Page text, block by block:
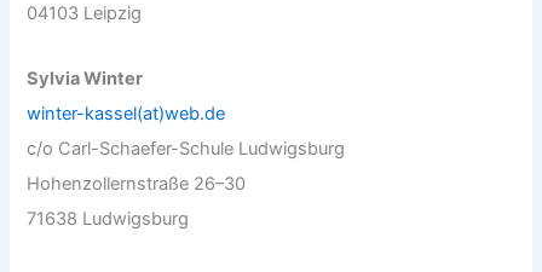
04103 Leipzig
Sylvia Winter
winter-kassel(at)web.de
c/o Carl-Schaefer-Schule Ludwigsburg
Hohenzollernstraße 26–30
71638 Ludwigsburg